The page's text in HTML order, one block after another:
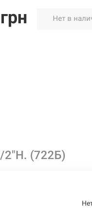
Нет в
2"Н. (722Б)